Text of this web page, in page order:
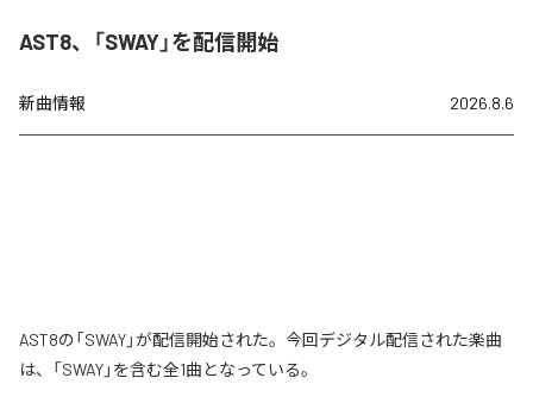
AST8、「SWAY」を配信開始
新曲情報 2026.8.6
AST8の「SWAY」が配信開始された。今回デジタル配信された楽曲
は、「SWAY」を含む全1曲となっている。